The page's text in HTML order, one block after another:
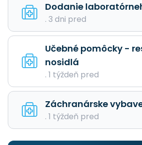
Dodanie
. 3 dni pred
Učebné pomôcky -
nosidlá
. 1 týždeň pred
Záchranárske
. 1 týždeň pred